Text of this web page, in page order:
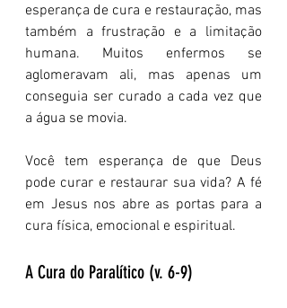
esperança de cura e restauração, mas
também a frustração e a limitação
humana. Muitos enfermos se
aglomeravam ali, mas apenas um
conseguia ser curado a cada vez que
a água se movia.
Você tem esperança de que Deus
pode curar e restaurar sua vida? A fé
em Jesus nos abre as portas para a
cura física, emocional e espiritual.
A Cura do Paralítico (v. 6-9)